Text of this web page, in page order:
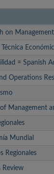
on
= Spanish
Operations
Management
Mundial
Regionales
Review